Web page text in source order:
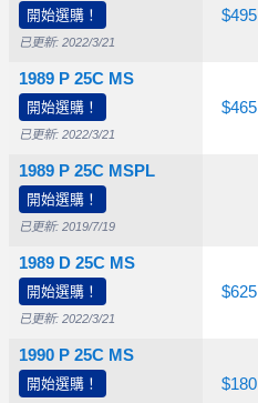
開始選購！
已更新: 2022/3/21
1989 P 25C MS
開始選購！
已更新: 2022/3/21
1989 P 25C MSPL
開始選購！
已更新: 2019/7/19
1989 D 25C MS
開始選購！
已更新: 2022/3/21
1990 P 25C MS
開始選購！
$10.00 $495
$10.00 $465
$15.00 $625
$15.00 $180